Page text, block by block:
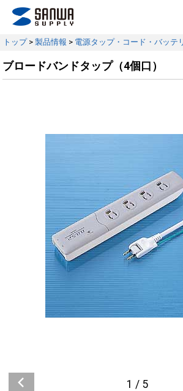
トップ> 製品情報 > 電源タップ・コード・バッテ
ブロードバンドタップ（4個口）
1 / 5